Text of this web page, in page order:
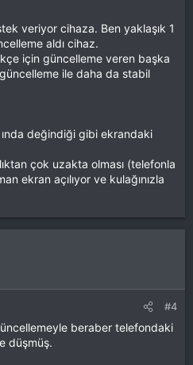
veriyor cihaza. Ben yaklaşık 1
aldı cihaz.
için güncelleme veren başka
ile daha da stabil
ında değindiği gibi ekrandaki
çok uzakta olması (telefonla
ekran açılıyor ve kulağınızla
#4
beraber telefondaki
düşmüş.